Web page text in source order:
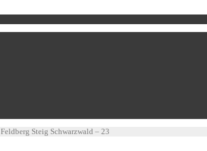
Feldberg Steig Schwarzwald – 23